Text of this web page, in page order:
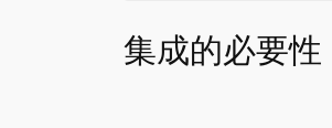
集成的必要性